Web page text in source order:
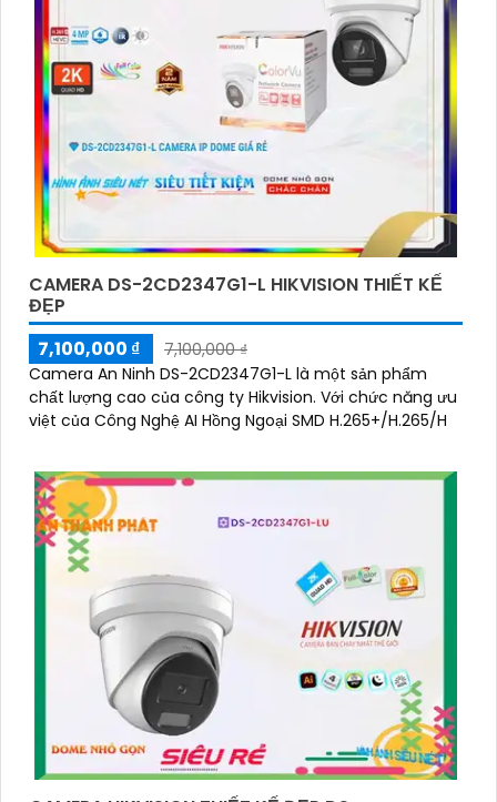
CAMERA DS-2CD2347G1-L HIKVISION THIẾT KẾ
ĐẸP
7,100,000 ₫
7,100,000 ₫
Camera An Ninh DS-2CD2347G1-L là một sản phẩm
chất lượng cao của công ty Hikvision. Với chức năng ưu
việt của Công Nghệ AI Hồng Ngoại SMD H.265+/H.265/H